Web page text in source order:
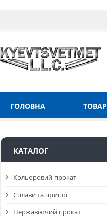
ГОЛОВНА ТОВАР
КАТАЛОГ
Кольоровий прокат
Сплави та припої
Нержавіючий прокат